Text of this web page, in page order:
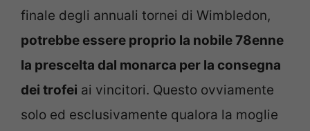
finale degli annuali tornei di Wimbledon,
potrebbe essere proprio la nobile 78enne
la prescelta dal monarca per la consegna
dei trofei ai vincitori. Questo ovviamente
solo ed esclusivamente qualora la moglie